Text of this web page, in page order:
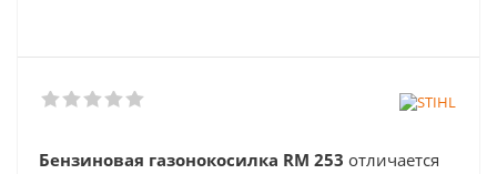
Бензиновая газонокосилка RM 253 отличается